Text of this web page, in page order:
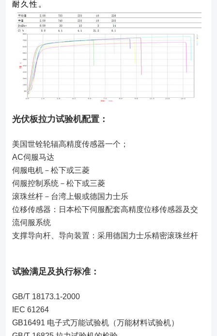
耐久性。
光伏板拉力试验机配置：
美国世铨轮辐高精度传感器一个；
AC伺服马达
伺服电机－松下或三菱
伺服控制系统－松下或三菱
滚珠丝杆－台湾上银或德国力士乐
位移传感器：日本松下伺服配套高精度位移传感器及交
流伺服系统
支撑导向杆、导向装置：采用德国力士乐精密滚珠丝杆
试验满足及执行标准：
GB/T 18173.1-2000
IEC 61264
GB16491 电子式万能试验机（万能材料试验机）